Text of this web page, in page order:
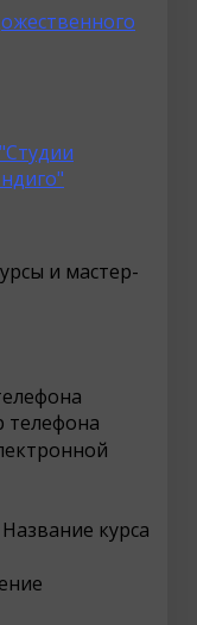
и мастер-
Название курса